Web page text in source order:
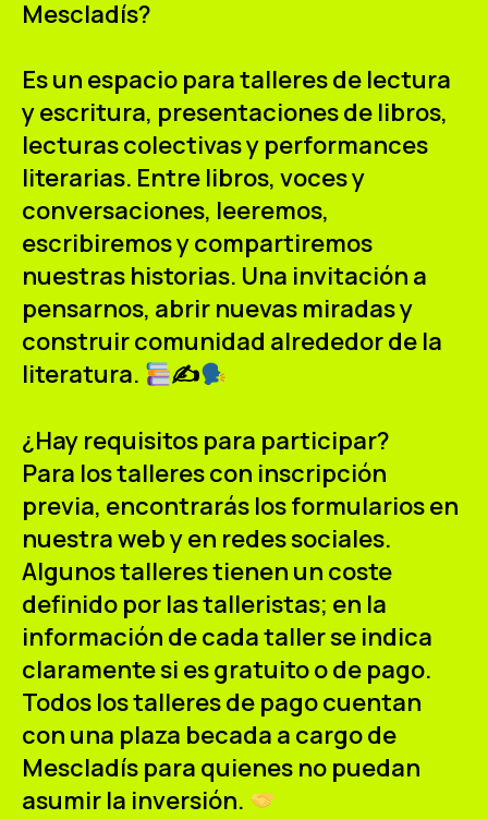
Mescladís?
Es un espacio para talleres de lectura
y escritura, presentaciones de libros,
lecturas colectivas y performances
literarias. Entre libros, voces y
conversaciones, leeremos,
escribiremos y compartiremos
nuestras historias. Una invitación a
pensarnos, abrir nuevas miradas y
construir comunidad alrededor de la
literatura.
✍
¿Hay requisitos para participar?
Para los talleres con inscripción
previa, encontrarás los formularios en
nuestra web y en redes sociales.
Algunos talleres tienen un coste
definido por las talleristas; en la
información de cada taller se indica
claramente si es gratuito o de pago.
Todos los talleres de pago cuentan
con una plaza becada a cargo de
Mescladís para quienes no puedan
asumir la inversión.